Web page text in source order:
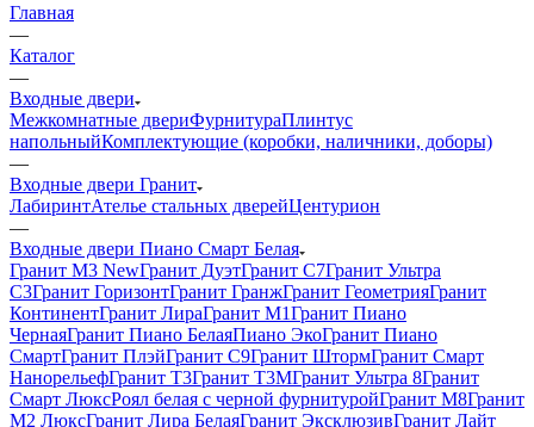
Главная
—
Каталог
—
Входные двери
Межкомнатные двериФурнитураПлинтус
напольныйКомплектующие (коробки, наличники, доборы)
—
Входные двери Гранит
ЛабиринтАтелье стальных дверейЦентурион
—
Входные двери Пиано Смарт Белая
Гранит М3 NewГранит ДуэтГранит С7Гранит Ультра
C3Гранит ГоризонтГранит ГранжГранит ГеометрияГранит
КонтинентГранит ЛираГранит М1Гранит Пиано
ЧернаяГранит Пиано БелаяПиано ЭкоГранит Пиано
СмартГранит ПлэйГранит С9Гранит ШтормГранит Смарт
НанорельефГранит Т3Гранит Т3МГранит Ультра 8Гранит
Смарт ЛюксРоял белая с черной фурнитуройГранит М8Гранит
М2 ЛюксГранит Лира БелаяГранит ЭксклюзивГранит Лайт